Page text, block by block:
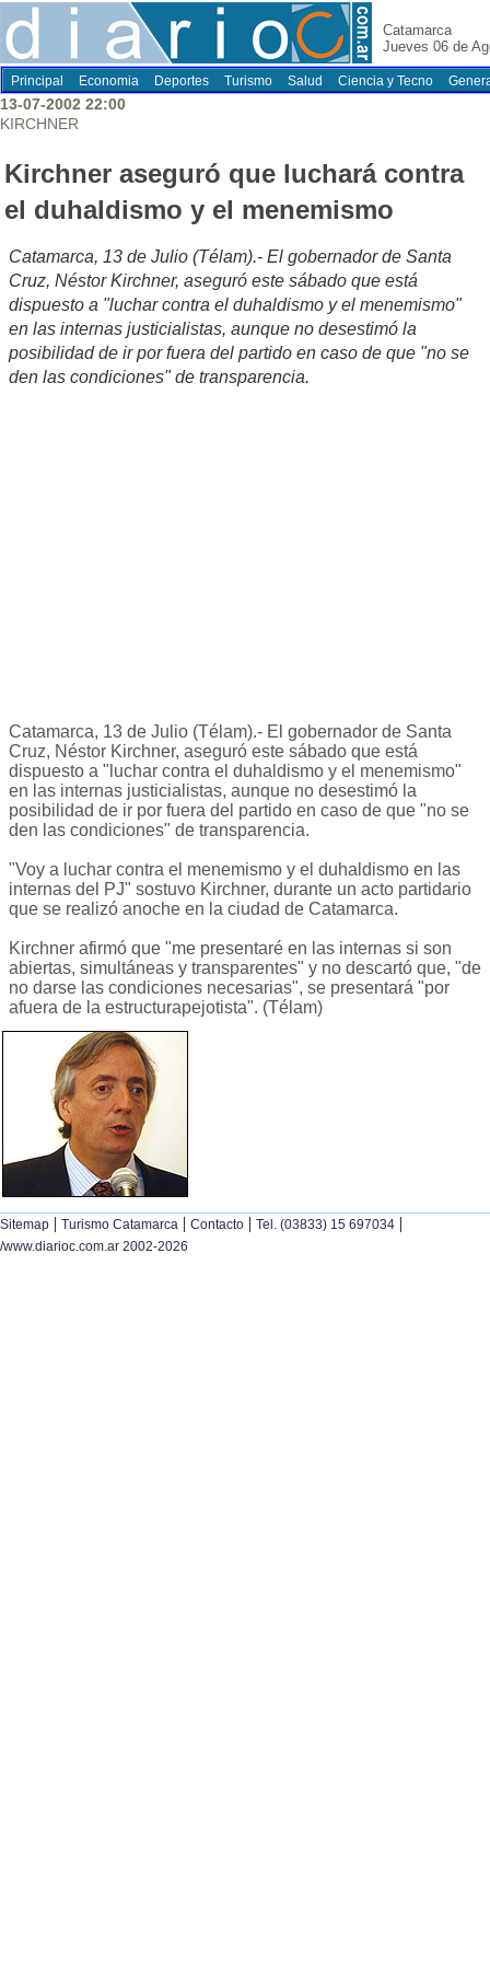
Catamarca
Jueves 06 de
Principal Economia Deportes Turismo Salud Ciencia y Tecno
13-07-2002 22:00
KIRCHNER
Kirchner aseguró que luchará contra
el duhaldismo y el menemismo
Catamarca, 13 de Julio (Télam).- El gobernador de Santa
Cruz, Néstor Kirchner, aseguró este sábado que está
dispuesto a "luchar contra el duhaldismo y el menemismo"
en las internas justicialistas, aunque no desestimó la
posibilidad de ir por fuera del partido en caso de que "no se
den las condiciones" de transparencia.
Catamarca, 13 de Julio (Télam).- El gobernador de Santa
Cruz, Néstor Kirchner, aseguró este sábado que está
dispuesto a "luchar contra el duhaldismo y el menemismo"
en las internas justicialistas, aunque no desestimó la
posibilidad de ir por fuera del partido en caso de que "no se
den las condiciones" de transparencia.
"Voy a luchar contra el menemismo y el duhaldismo en las
internas del PJ" sostuvo Kirchner, durante un acto partidario
que se realizó anoche en la ciudad de Catamarca.
Kirchner afirmó que "me presentaré en las internas si son
abiertas, simultáneas y transparentes" y no descartó que, "de
no darse las condiciones necesarias", se presentará "por
afuera de la estructurapejotista". (Télam)
Sitemap | Turismo Catamarca | Contacto | Tel. (03833) 15 697034 |
/www.diarioc.com.ar 2002-2026